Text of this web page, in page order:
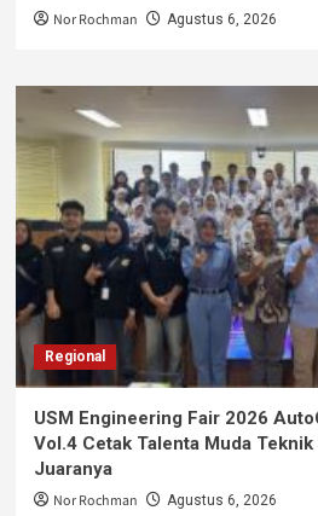
Nor Rochman Agustus 6, 2026
Regional
USM Engineering Fair 2026
Vol.4 Cetak Talenta Muda
Juaranya
Nor Rochman Agustus 6, 2026